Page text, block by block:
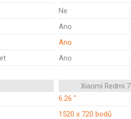
Ne
Ano
Ano
Ano
Xiaomi Redmi 7
6.26 "
1520 x 720 bodů